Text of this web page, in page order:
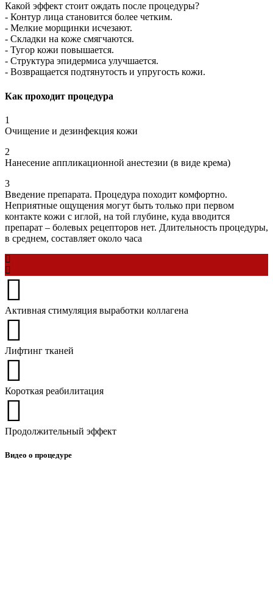
Какой эффект стоит ождать после процедуры?
- Контур лица становится более четким.
- Мелкие морщинки исчезают.
- Складки на коже смягчаются.
- Тугор кожи повышается.
- Структура эпидермиса улучшается.
- Возвращается подтянутость и упругость кожи.
Как проходит процедура
1
Очищение и дезинфекция кожи
2
Нанесение аппликационной анестезии (в виде крема)
3
Введение препарата. Процедура походит комфортно.
Неприятные ощущения могут быть только при первом
контакте кожи с иглой, на той глубине, куда вводится
препарат – болевых рецепторов нет. Длительность процедуры,
в среднем, составляет около часа
Активная стимуляция выработки коллагена
Лифтинг тканей
Короткая реабилитация
Продолжительный эффект
Видео о процедуре